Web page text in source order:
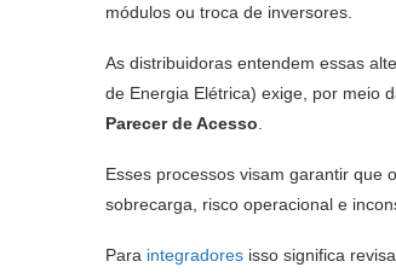
módulos ou troca de inversores.
As distribuidoras entendem essas
de Energia Elétrica) exige, por meio
Parecer de Acesso
Esses processos visam garantir que
sobrecarga, risco operacional e
Para integradores isso significa